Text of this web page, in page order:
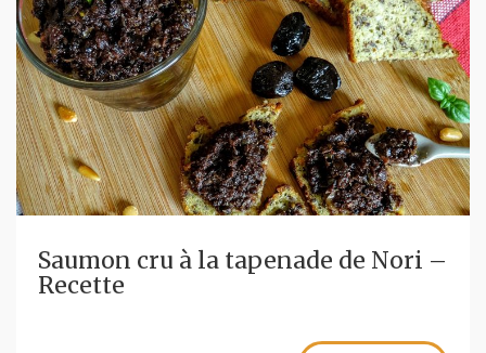
Saumon cru à la tapenade de Nori –
Recette